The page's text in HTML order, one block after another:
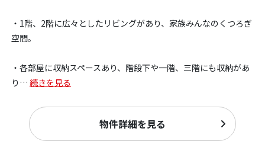
・1階、2階に広々としたリビングがあり、家族みんなのくつろぎ
空間。
・各部屋に収納スペースあり、階段下や一階、三階にも収納があ
り … 続きを見る
物件詳細を見る